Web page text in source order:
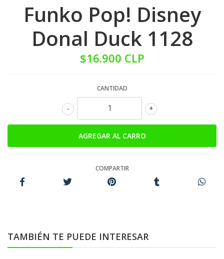
Funko Pop! Disney
Donal Duck 1128
$16.900 CLP
CANTIDAD
+
-
COMPARTIR
TAMBIÉN TE PUEDE INTERESAR